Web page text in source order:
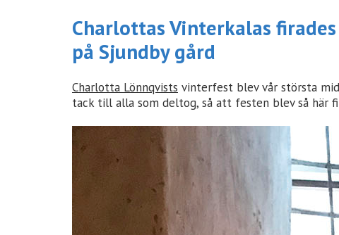
Charlottas Vinterkalas
på Sjundby gård
Charlotta Lönnqvists vinterfest blev vår största
tack till alla som deltog, så att festen blev så här